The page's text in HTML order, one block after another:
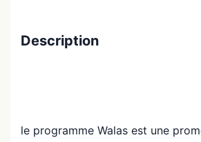
Description
le programme Walas est une